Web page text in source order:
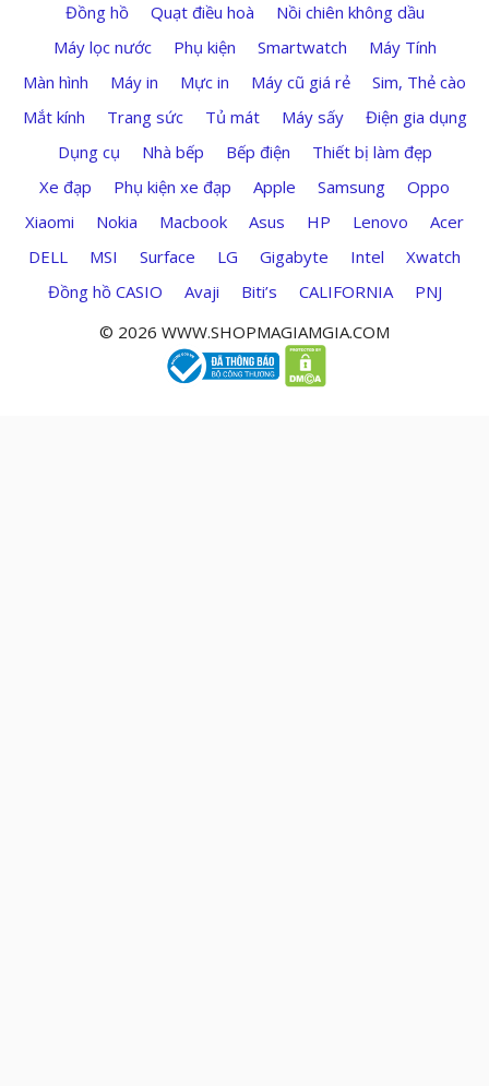
Đồng hồ
Quạt điều hoà
Nồi chiên không dầu
Máy lọc nước
Phụ kiện Smartwatch
Máy Tính
Màn hình
Máy in Mực in Máy cũ giá rẻ
Sim, Thẻ cào
Mắt kính
Trang sức Tủ mát Máy sấy
Điện gia dụng
Dụng cụ
Nhà bếp Bếp điện
Thiết bị làm đẹp
Xe đạp
Phụ kiện xe đạp Apple Samsung
Oppo
Xiaomi
Nokia Macbook Asus HP Lenovo
Acer
DELL
MSI Surface LG Gigabyte Intel
Xwatch
Đồng hồ CASIO
Avaji Biti’s CALIFORNIA
PNJ
© 2026 WWW.SHOPMAGIAMGIA.COM